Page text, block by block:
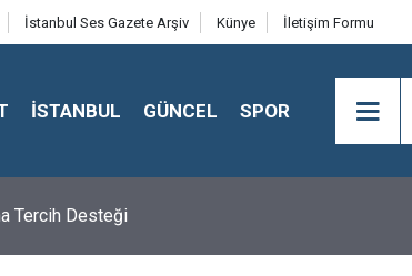
İstanbul Ses Gazete Arşiv Künye İletişim Formu
İSTANBUL GÜNCEL SPOR
Tercih Desteği